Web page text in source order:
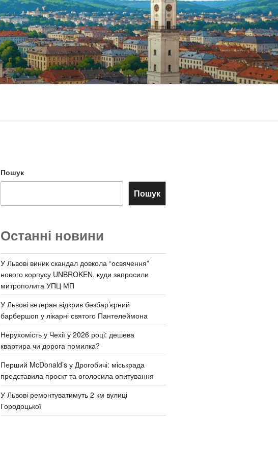
Пошук
Пошук
Останні новини
У Львові виник скандал довкола “освячення”
нового корпусу UNBROKEN, куди запросили
митрополита УПЦ МП
У Львові ветеран відкрив безбар’єрний
барбершоп у лікарні святого Пантелеймона
Нерухомість у Чехії у 2026 році: дешева
квартира чи дорога помилка?
Перший McDonald’s у Дрогобичі: міськрада
представила проєкт та оголосила опитування
У Львові ремонтуватимуть 2 км вулиці
Городоцької